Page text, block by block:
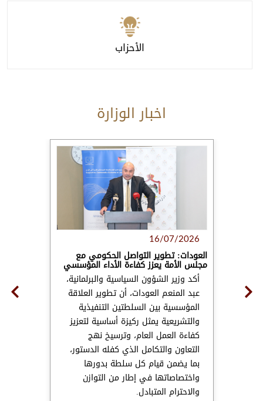
الأحزاب
اخبار الوزارة
16/07/2026
العودات: تطوير التواصل الحكومي مع
مجلس الأمة يعزز كفاءة الأداء المؤسسي
‏أكد وزير الشؤون السياسية والبرلمانية،
عبد المنعم العودات، أن تطوير العلاقة
المؤسسية بين السلطتين التنفيذية
والتشريعية يمثل ركيزة أساسية لتعزيز
كفاءة العمل العام، وترسيخ نهج
التعاون والتكامل الذي كفله الدستور،
بما يضمن قيام كل سلطة بدورها
واختصاصاتها في إطار من التوازن
والاحترام المتبادل.